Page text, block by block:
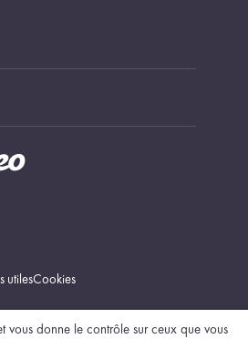
utilesCookies
vous donne le contrôle sur ceux que vous